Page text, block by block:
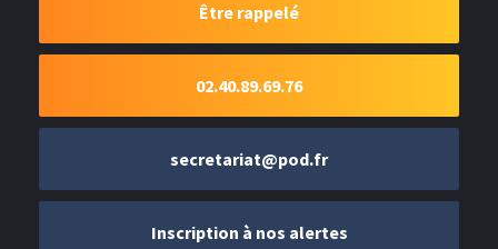
Être rappelé
02.40.89.69.76
secretariat@pod.fr
Inscription à nos alertes